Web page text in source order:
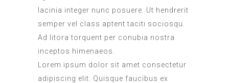
lacinia integer nunc posuere. Ut hendrerit
semper vel class aptent taciti sociosqu.
Ad litora torquent per conubia nostra
inceptos himenaeos.
Lorem ipsum dolor sit amet consectetur
adipiscing elit. Quisque faucibus ex